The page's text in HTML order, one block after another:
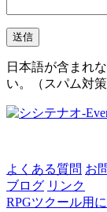
日本語が含まれ
い。（スパム対策
よくある質問 お
ブログ リンク
RPGツクール用